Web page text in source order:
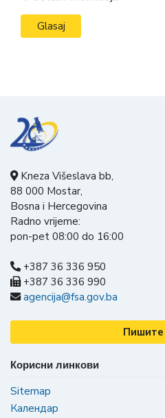
Kneza Višeslava bb,
88 000 Mostar,
Bosna i Hercegovina
Radno vrijeme:
pon-pet 08:00 do 16:00
+387 36 336 950
+387 36 336 990
agencija@fsa.gov.ba
Корисни линкови
Sitemap
Календар